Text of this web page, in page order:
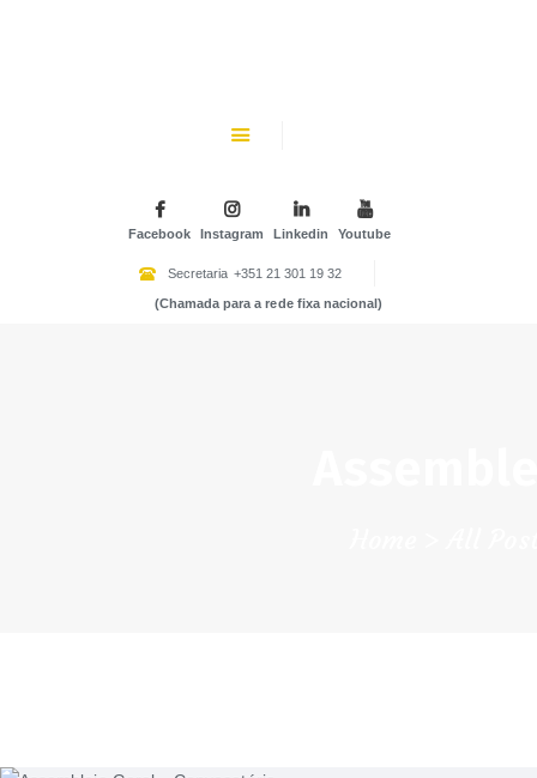
Facebook Instagram Linkedin Youtube
Secretaria +351 21 301 19 32
(Chamada para a rede fixa nacional)
INSTITUIÇÃO PARTICULAR DE SOLIDARIEDADE SOCIAL
ATIVIDADES
GALERIA